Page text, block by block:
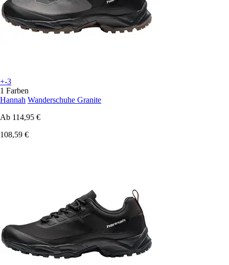
+-3
1 Farben
Hannah Wanderschuhe Granite
Ab 114,95 €
108,59 €